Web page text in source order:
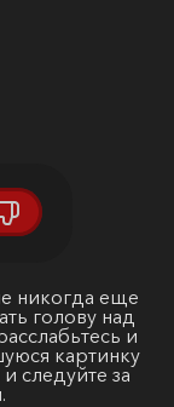
никогда еще
голову над
и
картинку
следуйте за